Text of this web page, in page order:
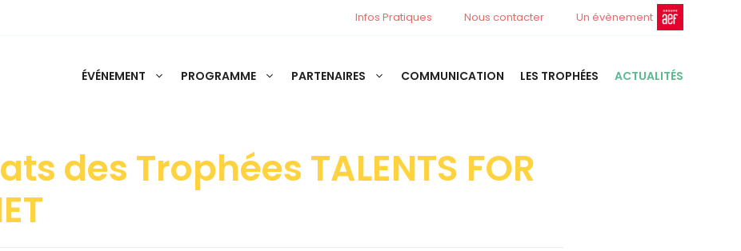
Infos Pratiques Nous contacter Un évènement
ÉVÉNEMENT PROGRAMME PARTENAIRES COMMUNICATION LES TROPHÉES ACTUALITÉS
des Trophées TALENTS FOR